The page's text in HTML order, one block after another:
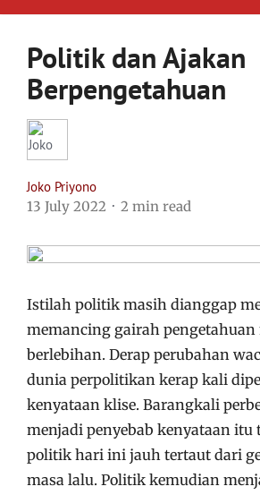
Politik dan Ajakan
Berpengetahuan
Joko Priyono
13 July 2022
2 min read
Istilah politik masih dianggap
memancing gairah
berlebihan. Derap perubahan
dunia perpolitikan kerap kali
kenyataan klise. Barangkali
menjadi penyebab kenyataan itu
politik hari ini jauh tertaut dari
masa lalu. Politik kemudian